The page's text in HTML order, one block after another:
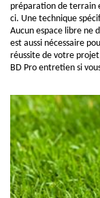
préparation de terrain
ci. Une technique
Aucun espace libre ne
est aussi nécessaire
réussite de votre
BD Pro entretien si